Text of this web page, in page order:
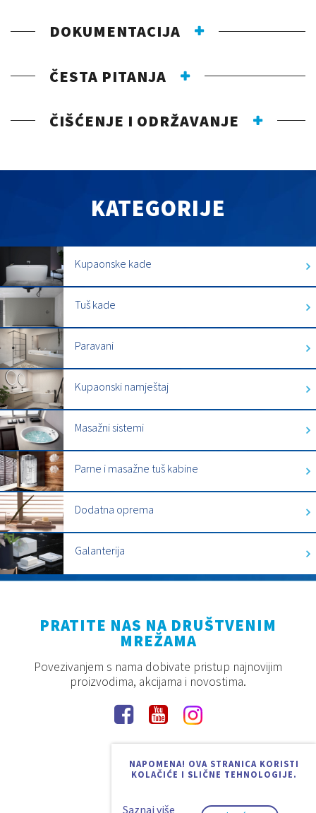
DOKUMENTACIJA
ČESTA PITANJA
ČIŠĆENJE I ODRŽAVANJE
KATEGORIJE
Kupaonske kade
Tuš kade
Paravani
Kupaonski namještaj
Masažni sistemi
Parne i masažne tuš kabine
Dodatna oprema
Galanterija
NAPOMENA! OVA STRANICA KORISTI
KOLAČIĆE I SLIČNE TEHNOLOGIJE.
Saznaj više
PRATITE NAS NA DRUŠTVENIM
MREŽAMA
Povezivanjem s nama dobivate pristup najnovijim
proizvodima, akcijama i novostima.